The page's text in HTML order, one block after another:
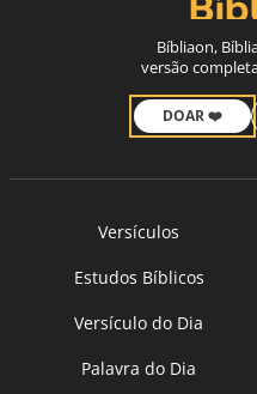
Bíbliaon,
versão
DOAR ❤️
Versículos
Estudos Bíblicos
Versículo do Dia
Palavra do Dia